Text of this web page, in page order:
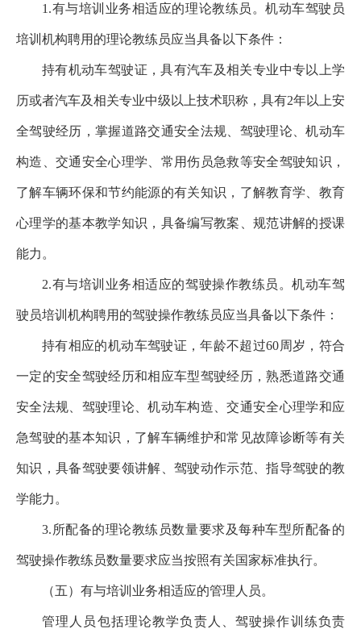
1.有与培训业务相适应的理论教练员。机动车驾驶员
培训机构聘用的理论教练员应当具备以下条件：
持有机动车驾驶证，具有汽车及相关专业中专以上学
历或者汽车及相关专业中级以上技术职称，具有2年以上安
全驾驶经历，掌握道路交通安全法规、驾驶理论、机动车
构造、交通安全心理学、常用伤员急救等安全驾驶知识，
了解车辆环保和节约能源的有关知识，了解教育学、教育
心理学的基本教学知识，具备编写教案、规范讲解的授课
能力。
2.有与培训业务相适应的驾驶操作教练员。机动车驾
驶员培训机构聘用的驾驶操作教练员应当具备以下条件：
持有相应的机动车驾驶证，年龄不超过60周岁，符合
一定的安全驾驶经历和相应车型驾驶经历，熟悉道路交通
安全法规、驾驶理论、机动车构造、交通安全心理学和应
急驾驶的基本知识，了解车辆维护和常见故障诊断等有关
知识，具备驾驶要领讲解、驾驶动作示范、指导驾驶的教
学能力。
3.所配备的理论教练员数量要求及每种车型所配备的
驾驶操作教练员数量要求应当按照有关国家标准执行。
（五）有与培训业务相适应的管理人员。
管理人员包括理论教学负责人、驾驶操作训练负责